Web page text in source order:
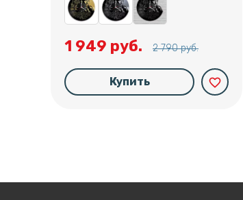
1 949 руб. 2 790 руб.
Купить favorite_border